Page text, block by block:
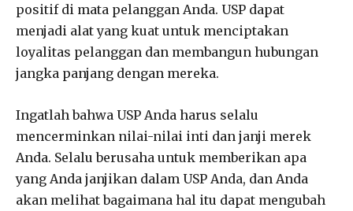
positif di mata pelanggan Anda. USP dapat
menjadi alat yang kuat untuk menciptakan
loyalitas pelanggan dan membangun hubungan
jangka panjang dengan mereka.
Ingatlah bahwa USP Anda harus selalu
mencerminkan nilai-nilai inti dan janji merek
Anda. Selalu berusaha untuk memberikan apa
yang Anda janjikan dalam USP Anda, dan Anda
akan melihat bagaimana hal itu dapat mengubah